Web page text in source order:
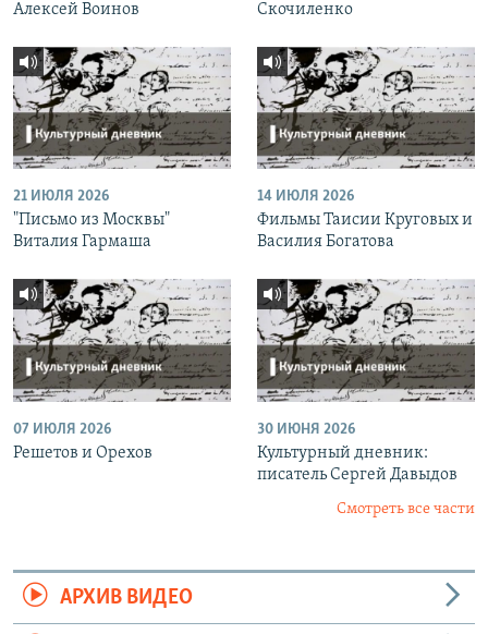
Алексей Воинов
Скочиленко
21 ИЮЛЯ 2026
"Письмо из Москвы"
Виталия Гармаша
14 ИЮЛЯ 2026
Фильмы Таисии Круговых и
Василия Богатова
07 ИЮЛЯ 2026
Решетов и Орехов
30 ИЮНЯ 2026
Культурный дневник:
писатель Сергей Давыдов
Смотреть все части
АРХИВ ВИДЕО